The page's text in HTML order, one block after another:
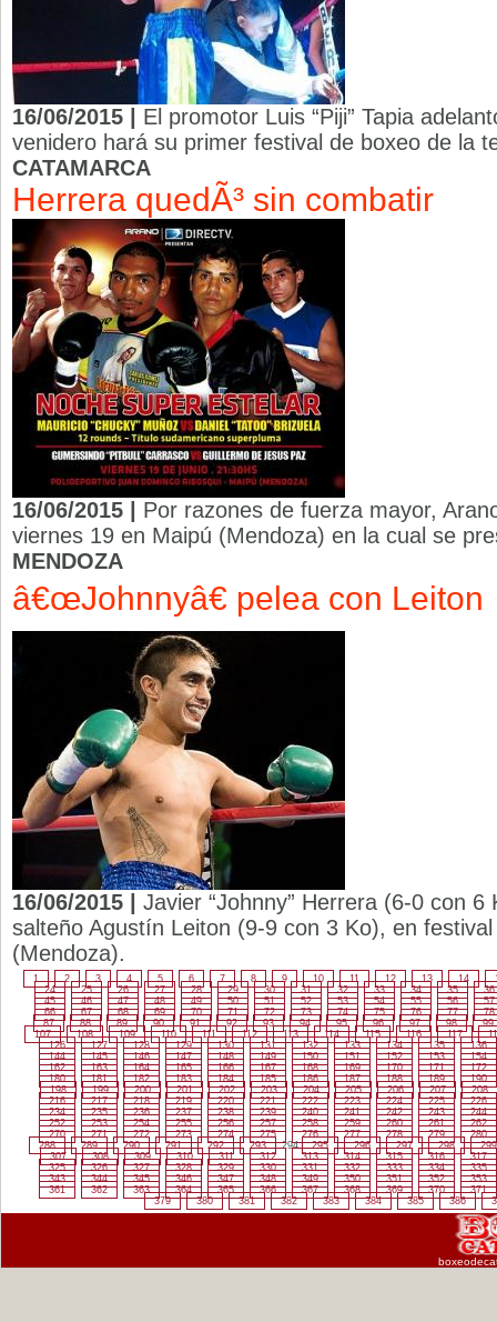
16/06/2015 | El promotor Luis “Piji” Tapia
venidero hará su primer festival de boxeo de la
CATAMARCA
Herrera quedÃ³ sin combatir
16/06/2015 | Por razones de fuerza mayor,
viernes 19 en Maipú (Mendoza) en la cual se
MENDOZA
â€œJohnnyâ€ pelea con Leiton
16/06/2015 | Javier “Johnny” Herrera (6-0 con
salteño Agustín Leiton (9-9 con 3 Ko), en
(Mendoza).
1 2 3 4 5 6 7 8 9 10 11 12 13 14
24
25 26 27 28 29 30 31 32 33 34 35
36
45
46 47 48 49 50 51 52 53 54 55 56
57
66
67 68 69 70 71 72 73 74 75 76 77
78
87
88 89 90 91 92 93 94 95 96 97 98
99
107
108 109 110 111 112 113 114 115 116 117
126
127 128 129 130 131 132 133 134 135
136
144
145 146 147 148 149 150 151 152 153
154
162
163 164 165 166 167 168 169 170 171
172
180
181 182 183 184 185 186 187 188 189
190
198
199 200 201 202 203 204 205 206 207
208
216
217 218 219 220 221 222 223 224 225
226
234
235 236 237 238 239 240 241 242 243
244
252
253 254 255 256 257 258 259 260 261
262
270
271 272 273 274 275 276 277 278 279
280
288
289 290 291 292 293 294 295 296 297 298
299
307
308 309 310 311 312 313 314 315 316
317
325
326 327 328 329 330 331 332 333 334
335
343
344 345 346 347 348 349 350 351 352
353
361
362 363 364 365 366 367 368 369 370
371
379
380 381 382 383 384 385 386